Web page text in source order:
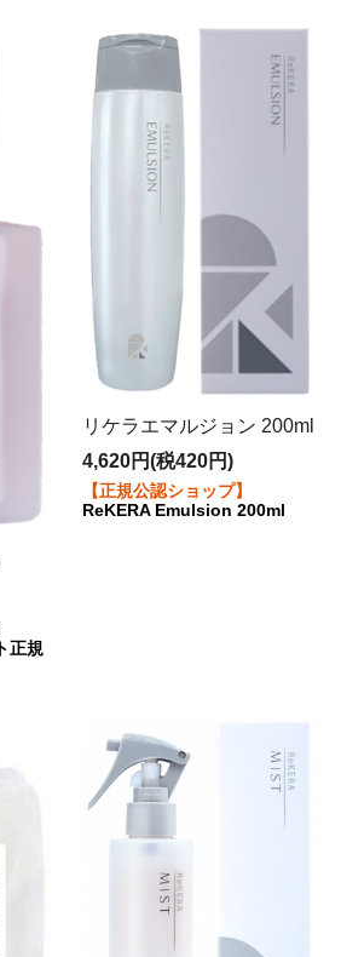
るリトル・サイエンティスト社よ
られた正規認定店です。
ダンスページ
正規
リケラエマルジョン 200ml
4,620円(税420円)
【正規公認ショップ】
ReKERA Emulsion 200ml